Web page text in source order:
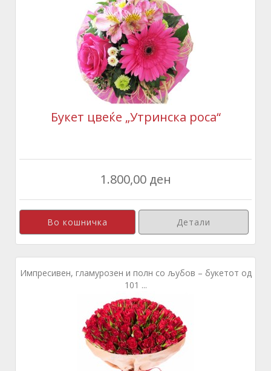
Букет цвеќе „Утринска роса“
1.800,00 ден
Детали
Импресивен, гламурозен и полн со љубов – букетот од
101 ...